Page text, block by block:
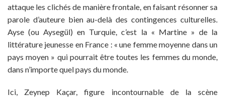
attaque les clichés de manière frontale, en faisant résonner sa
parole d’auteure bien au-delà des contingences culturelles.
Ayse (ou Aysegül) en Turquie, c’est la « Martine » de la
littérature jeunesse en France : « une femme moyenne dans un
pays moyen » qui pourrait être toutes les femmes du monde,
dans n’importe quel pays du monde.
Ici, Zeynep Kaçar, figure incontournable de la scène